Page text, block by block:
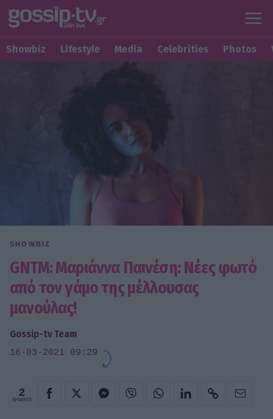
Showbiz Lifestyle Media Celebrities Photos
SHOWBIZ
GNTM: Μαριάννα Παινέση: Νέες φωτό
από τον γάμο της μέλλουσας
μανούλας!
Gossip-tv Team
16-03-2021 09:29
2
SHARES